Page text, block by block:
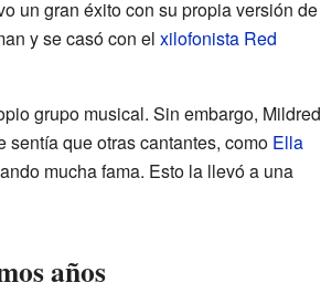
un gran éxito con su propia versión de
y se casó con el xilofonista Red
grupo musical. Sin embargo, Mildred
sentía que otras cantantes, como Ella
mucha fama. Esto la llevó a una
años